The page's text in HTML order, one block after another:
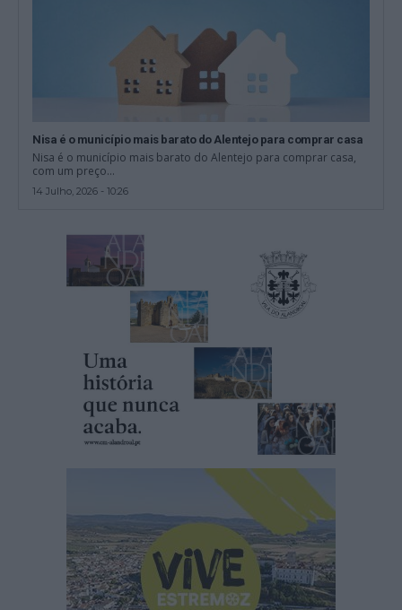
Nisa é o município mais barato do Alentejo para comprar casa
Nisa é o município mais barato do Alentejo para comprar casa,
com um preço...
14 Julho, 2026 - 10:26